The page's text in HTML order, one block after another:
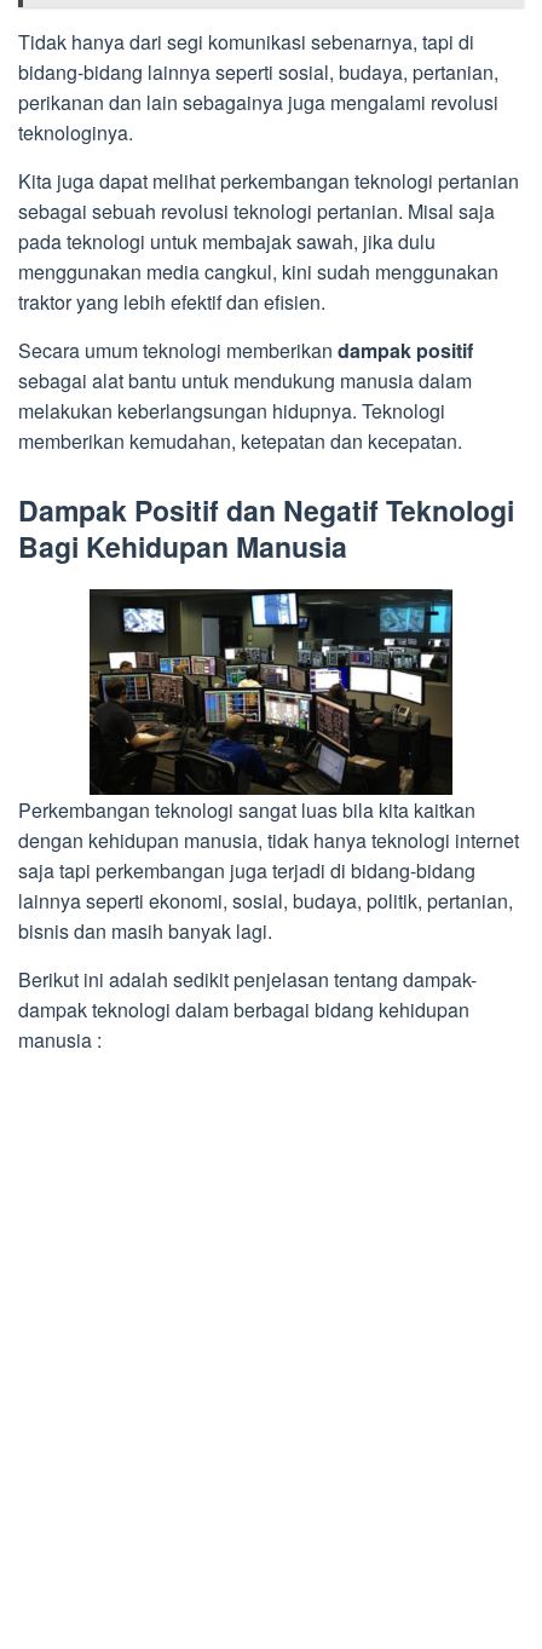
Tidak hanya dari segi komunikasi sebenarnya, tapi di
bidang-bidang lainnya seperti sosial, budaya, pertanian,
perikanan dan lain sebagainya juga mengalami revolusi
teknologinya.
Kita juga dapat melihat perkembangan teknologi pertanian
sebagai sebuah revolusi teknologi pertanian. Misal saja
pada teknologi untuk membajak sawah, jika dulu
menggunakan media cangkul, kini sudah menggunakan
traktor yang lebih efektif dan efisien.
Secara umum teknologi memberikan dampak positif
sebagai alat bantu untuk mendukung manusia dalam
melakukan keberlangsungan hidupnya. Teknologi
memberikan kemudahan, ketepatan dan kecepatan.
Dampak Positif dan Negatif Teknologi
Bagi Kehidupan Manusia
Perkembangan teknologi sangat luas bila kita kaitkan
dengan kehidupan manusia, tidak hanya teknologi internet
saja tapi perkembangan juga terjadi di bidang-bidang
lainnya seperti ekonomi, sosial, budaya, politik, pertanian,
bisnis dan masih banyak lagi.
Berikut ini adalah sedikit penjelasan tentang dampak-
dampak teknologi dalam berbagai bidang kehidupan
manusia :